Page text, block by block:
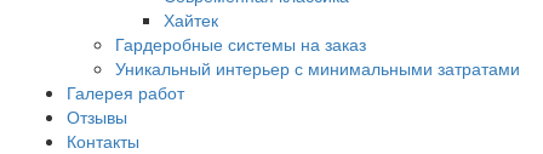
Хайтек
Гардеробные системы на заказ
Уникальный интерьер с минимальными затратами
Галерея работ
Отзывы
Контакты